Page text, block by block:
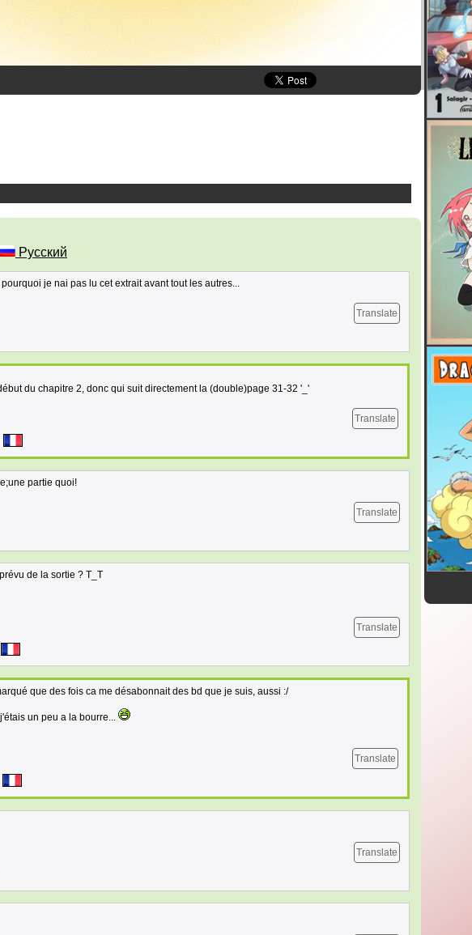
Русский
je nai pas lu cet extrait avant tout les autres...
Translate
du chapitre 2, donc qui suit directement la (double)page 31-32 '_'
Translate
partie quoi!
Translate
de la sortie ? T_T
Translate
que des fois ca me désabonnait des bd que je suis, aussi :/
un peu a la bourre...
Translate
Translate